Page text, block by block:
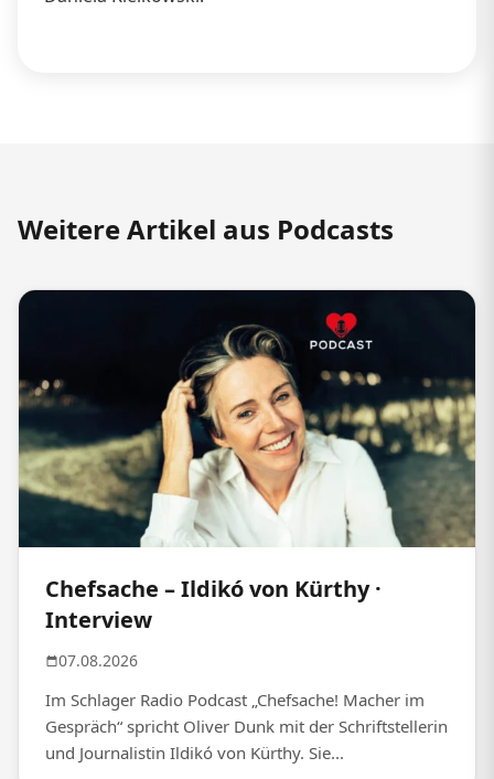
Weitere Artikel aus Podcasts
Chefsache – Ildikó von Kürthy ·
Interview
07.08.2026
Im Schlager Radio Podcast „Chefsache! Macher im
Gespräch“ spricht Oliver Dunk mit der Schriftstellerin
und Journalistin Ildikó von Kürthy. Sie...